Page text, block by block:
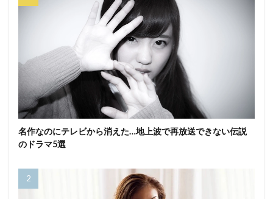
名作なのにテレビから消えた…地上波で再放送できない伝説
のドラマ5選